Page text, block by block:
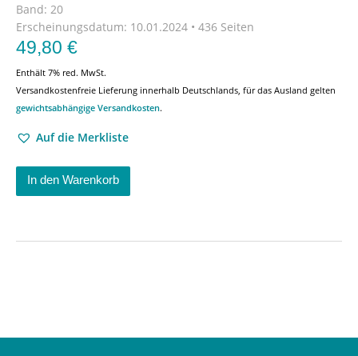
Band: 20
Erscheinungsdatum: 10.01.2024 • 436 Seiten
49,80 €
Enthält 7% red. MwSt.
Versandkostenfreie Lieferung innerhalb Deutschlands, für das Ausland gelten
gewichtsabhängige Versandkosten.
Auf die Merkliste
In den Warenkorb